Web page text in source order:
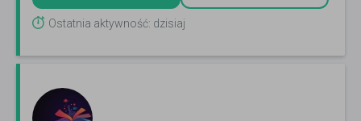
Ostatnia aktywność: dzisiaj